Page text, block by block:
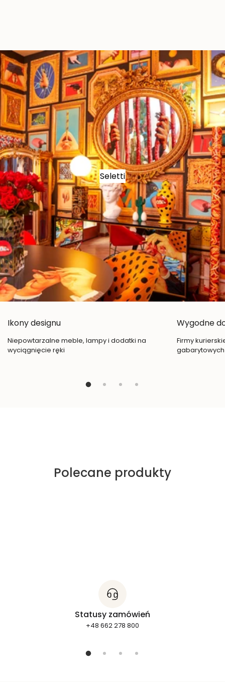
Seletti
Ikony designu
Niepowtarzalne meble, lampy i dodatki na
wyciągnięcie ręki
Wygodne
Firmy
gabarytowych
Polecane produkty
Statusy zamówień
+48 662 278 800